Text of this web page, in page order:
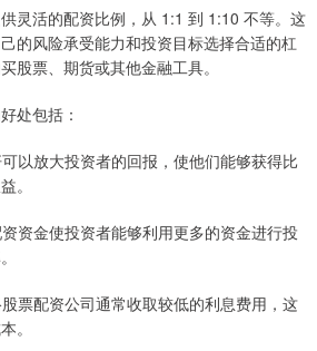
灵活的配资比例，从 1:1 到 1:10 不等。这
的风险承受能力和投资目标选择合适的杠
股票、期货或其他金融工具。
处包括：
以放大投资者的回报，使他们能够获得比
。
资金使投资者能够利用更多的资金进行投
票配资公司通常收取较低的利息费用，这
。